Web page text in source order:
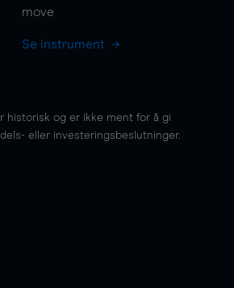
move
Se instrument
historisk og er ikke ment for å gi
eller investeringsbeslutninger.